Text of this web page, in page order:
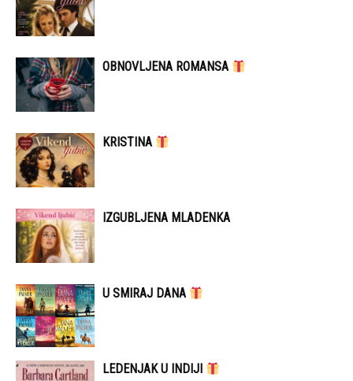
OBNOVLJENA ROMANSA
KRISTINA
IZGUBLJENA MLADENKA
U SMIRAJ DANA
LEDENJAK U INDIJI